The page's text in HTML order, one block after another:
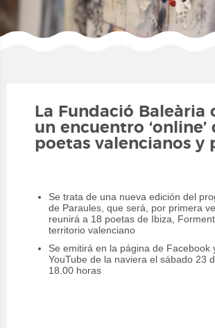
La Fundació Baleària
un encuentro ‘online’
poetas valencianos y
Se trata de una nueva edición del
de Paraules, que será, por primera
reunirá a 18 poetas de Ibiza,
territorio valenciano
Se emitirá en la página de Facebook
YouTube de la naviera el sábado 23
18.00 horas